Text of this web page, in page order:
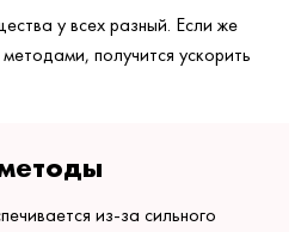
у всех разный. Если же
получится ускорить
из-за сильного